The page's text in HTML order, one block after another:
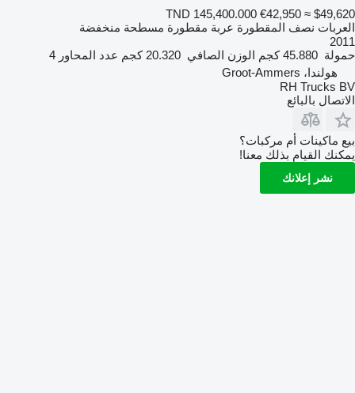
TND 145,400.000 €42,950 ≈ $49,620
العربات نصف المقطورة عربة مقطورة مسطحة منخفضة
2011
حمولة 45.880 كجم الوزن الصافي 20.320 كجم عدد المحاور 4
هولندا، Groot-Ammers
RH Trucks BV
الاتصال بالبائع
بيع ماكينات أم مركبات؟
يمكنك القيام بذلك معنا!
نشر إعلانك